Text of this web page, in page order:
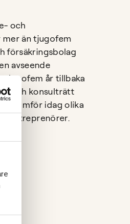
och
mer än tjugofem
försäkringsbolag
avseende
tjugofem år tillbaka
och konsulträtt
genomför idag olika
entreprenörer.